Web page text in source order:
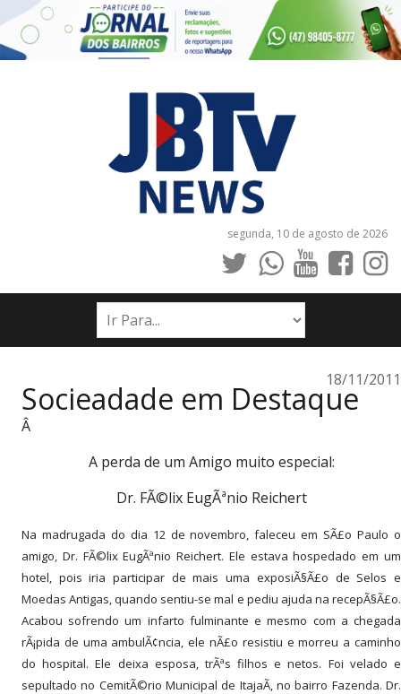
segunda, 10 de agosto de 2026
INÍCIO
NOTÍCIAS
PUBLICAÇÕES LEGAIS
18/11/2011
Socieadade em Destaque
Â
A perda de um Amigo muito especial:
Dr. FÃ©lix EugÃªnio Reichert
Na madrugada do dia 12 de novembro, faleceu em SÃ£o Paulo o
amigo, Dr. FÃ©lix EugÃªnio Reichert. Ele estava hospedado em um
hotel, pois iria participar de mais uma exposiÃ§Ã£o de Selos e
Moedas Antigas, quando sentiu-se mal e pediu ajuda na recepÃ§Ã£o.
Acabou sofrendo um infarto fulminante e mesmo com a chegada
rÃ¡pida de uma ambulÃ¢ncia, ele nÃ£o resistiu e morreu a caminho
do hospital. Ele deixa esposa, trÃªs filhos e netos. Foi velado e
sepultado no CemitÃ©rio Municipal de ItajaÃ­, no bairro Fazenda. Dr.